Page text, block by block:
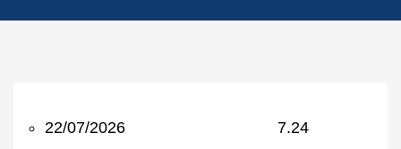
22/07/2026 7.24